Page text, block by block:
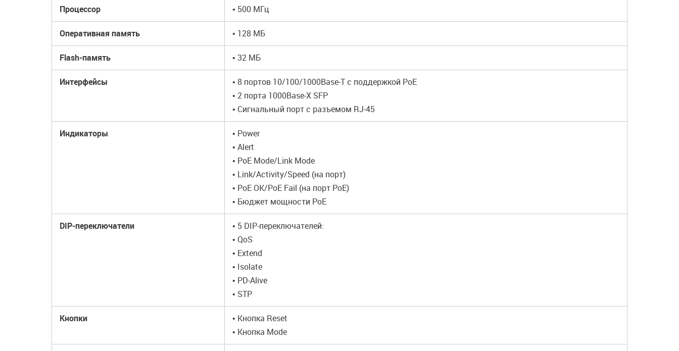
Процессор • 500 МГц
Оперативная память • 128 МБ
Flash-память • 32 МБ
Интерфейсы
• 8 портов 10/100/1000Base-T с поддержкой PoE
• 2 порта 1000Base-X SFP
• Сигнальный порт с разъемом RJ-45
Индикаторы
• Power
• Alert
• PoE Mode/Link Mode
• Link/Activity/Speed (на порт)
• PoE OK/PoE Fail (на порт PoE)
• Бюджет мощности PoE
DIP-переключатели
• 5 DIP-переключателей:
• QoS
• Extend
• Isolate
• PD-Alive
• STP
Кнопки
• Кнопка Reset
• Кнопка Mode